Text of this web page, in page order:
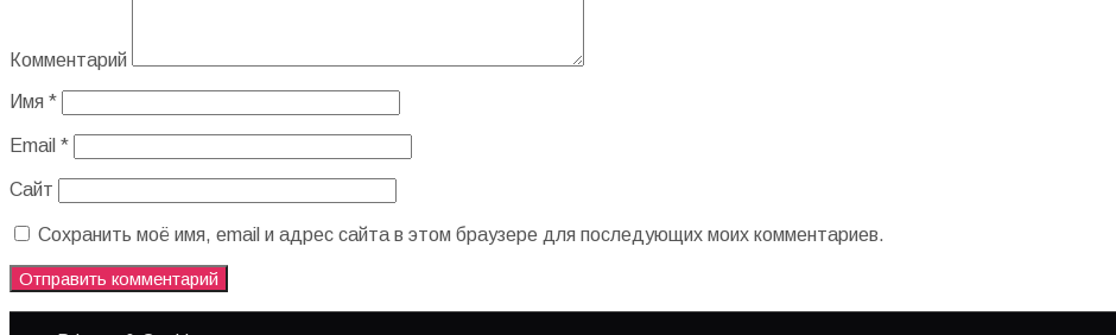
Комментарий
Имя *
Email *
Сайт
Сохранить моё имя, email и адрес сайта в этом браузере для последующих моих комментариев.